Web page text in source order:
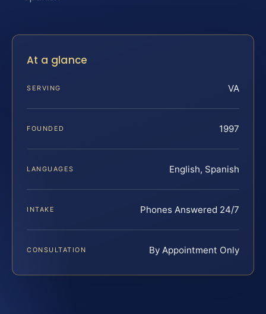
At a glance
SERVING VA
FOUNDED 1997
LANGUAGES English, Spanish
INTAKE Phones Answered 24/7
CONSULTATION By Appointment Only